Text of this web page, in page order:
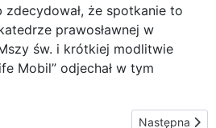
że spotkanie to
prawosławnej w
św. i krótkiej modlitwie
Mobil” odjechał w tym
tłumy za Życiem – BiałystokNastępna
Następna